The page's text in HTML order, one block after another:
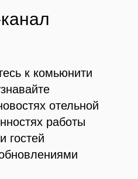
к комьюнити
отельной
работы
гостей
на регистрации гостей.
- это идеальный
безопасность и удобство